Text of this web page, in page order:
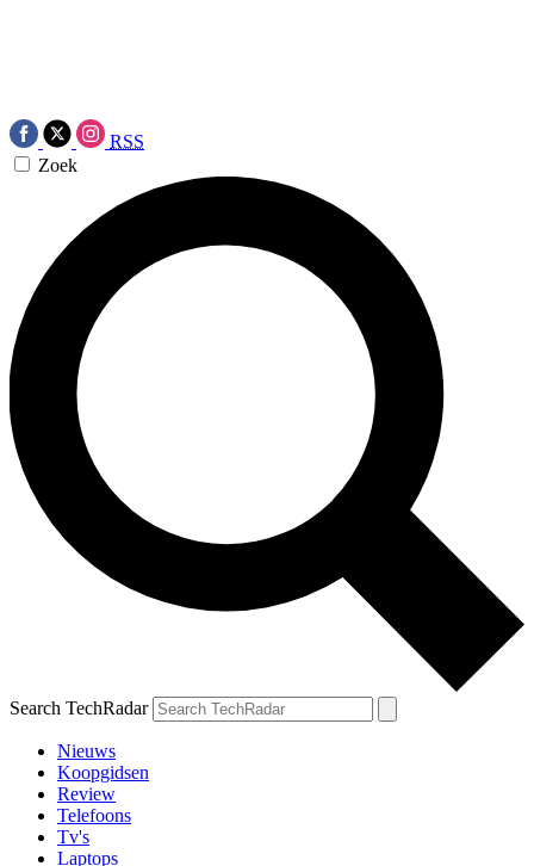
RSS
Zoek
Search TechRadar
Nieuws
Koopgidsen
Review
Telefoons
Tv's
Laptops